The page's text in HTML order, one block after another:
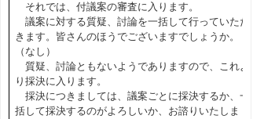
それでは、付議案の審査に入ります。
議案に対する質疑、討論を一括して行っていただ
きます。皆さんのほうでございますでしょうか。
（なし）
質疑、討論ともないようでありますので、これよ
り採決に入ります。
採決につきましては、議案ごとに採決するか、一
括して採決するのがよろしいか、お諮りいたしま